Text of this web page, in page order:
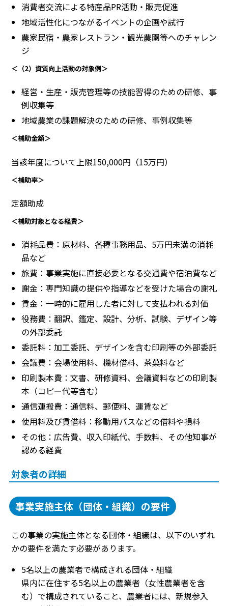
消費者交流による特産品PR活動・販売促進
地域活性化につながるイベントの企画や試行
農家民宿・農家レストラン・観光農園等へのチャレン
ジ
＜（2）資質向上活動の対象例＞
経営・生産・販売管理等の技能習得のための研修、事
例収集等
地域農業の課題解決のための研修、事例収集等
＜補助金額＞
当該年度について上限150,000円（15万円）
＜補助率＞
定額助成
＜補助対象となる経費＞
消耗品費：原材料、各種事務用品、5万円未満の消耗
品など
旅費：事業実施に直接必要となる交通費や宿泊費など
謝金：専門知識の提供や指導などを受けた場合の謝礼
賃金：一時的に雇用した者に対して支払われる対価
役務費：翻訳、鑑定、設計、分析、試験、デザイン等
の外部委託
委託料：加工委託、デザインを含む印刷等の外部委託
会議費：会場使用料、機材借料、茶菓料など
印刷製本費：文書、研修資料、会議資料などの印刷製
本（コピー代等含む）
通信運搬費：通信料、郵便料、運賃など
使用料及び賃借料：移動用バスなどの借料や損料
その他：広告費、収入印紙代、手数料、その他知事が
認める経費
対象者の詳細
事業実施主体（団体・組織）の要件
この事業の実施主体となる団体・組織は、以下のいずれ
かの要件を満たす必要があります。
5名以上の農業者で構成される団体・組織
県内に在住する5名以上の農業者（女性農業者を含
む）で構成されていること、農業者には、新規参入